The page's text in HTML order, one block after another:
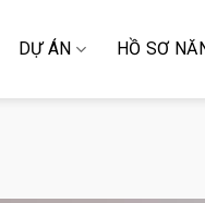
DỰ ÁN HỒ SƠ